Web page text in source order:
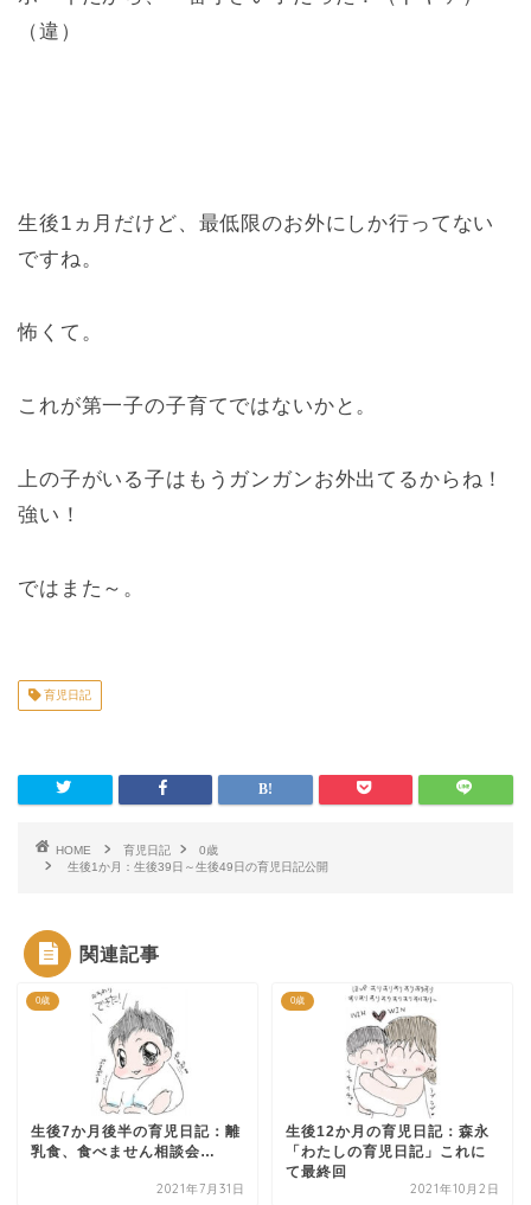
（違）
生後1ヵ月だけど、最低限のお外にしか行ってない
ですね。
怖くて。
これが第一子の子育てではないかと。
上の子がいる子はもうガンガンお外出てるからね！
強い！
ではまた～。
育児日記
HOME 育児日記
0歳
生後1か月：生後39日～生後49日の育児日記公開
関連記事
0歳
生後7か月後半の育児日記：離
乳食、食べません相談会…
2021年7月31日
0歳
生後12か月の育児日記：森永
「わたしの育児日記」これに
て最終回
2021年10月2日